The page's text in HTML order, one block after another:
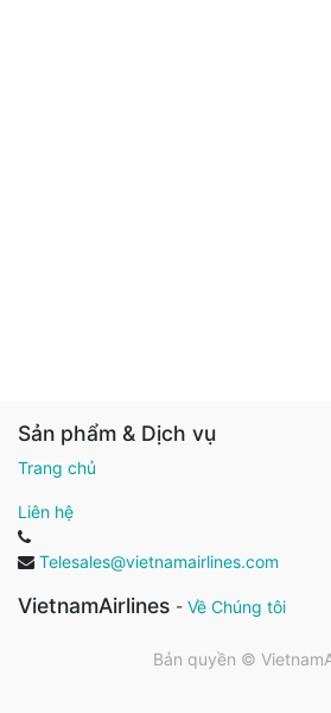
Sản phẩm & Dịch vụ
Trang chủ
Liên hệ
Telesales@vietnamairlines.com
VietnamAirlines - Về Chúng tôi
Bản quyền ©